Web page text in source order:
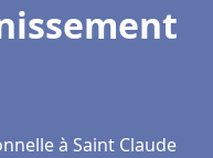
à Saint Claude